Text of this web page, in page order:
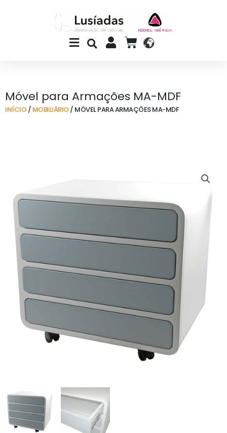
Main
Menu
CART
Móvel para Armações MA-MDF
INÍCIO / MOBILIÁRIO / MÓVEL PARA ARMAÇÕES MA-MDF